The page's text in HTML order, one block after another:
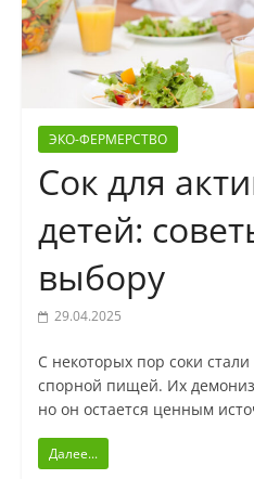
ЭКО-ФЕРМЕРСТВО
Сок для
детей:
выбору
29.04.2025
С некоторых пор соки
спорной пищей. Их
но он остается ценным
Далее...